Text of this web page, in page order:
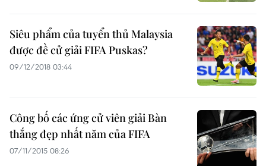
Siêu phẩm của tuyển thủ Malaysia
được đề cử giải FIFA Puskas?
09/12/2018 03:44
Công bố các ứng cử viên giải Bàn
thắng đẹp nhất năm của FIFA
07/11/2015 08:26